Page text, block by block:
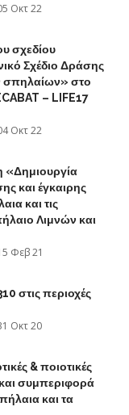
Οκτ 22
σχεδίου
Σχέδιο Δράσης
σπηλαίων» στο
– LIFE17
Οκτ 22
«Δημιουργία
και έγκαιρης
και τις
Λιμνών και
Φεβ 21
στις περιοχές
Οκτ 20
& ποιοτικές
συμπεριφορά
και τα